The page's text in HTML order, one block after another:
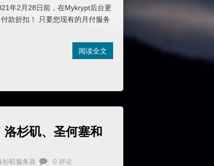
年2月28日前，在Mykrypt后台更
款折扣！ 只要您现有的月付服务
阅读全文
杉矶、圣何塞和
杉矶服务器 0 评论